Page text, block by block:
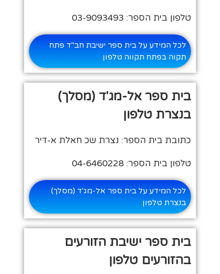
טלפון בית הספר: 03-9093493
לכל המידע על בית ספר ישיבת חב"ד פתח
תקוה בפתח תקווה טלפון
בית ספר אל-מג'ד (מסלך)
בנצרת טלפון
כתובת בית הספר: נצרת שכ חאלת א-דיר
טלפון בית הספר: 04-6460228
לכל המידע על בית ספר אל-מג'ד (מסלך)
בנצרת טלפון
בית ספר ישיבת הזורעים
בהזורעים טלפון